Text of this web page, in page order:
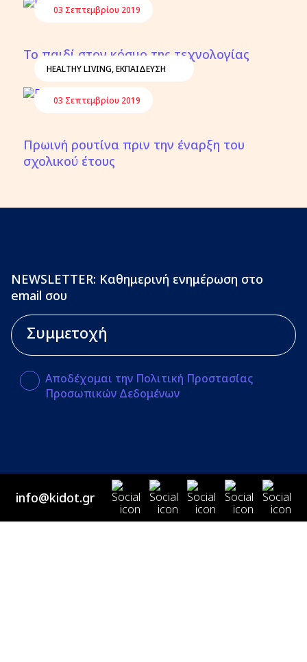
03 Σεπτεμβρίου 2019
Το παιδί στον κόσμο της τεχνολογίας
HEALTHY LIVING,ΕΚΠΑΙΔΕΥΣΗ
03 Σεπτεμβρίου 2019
Πρωινή ρουτίνα πριν την έναρξη του
σχολικού έτους
NEWSLETTER: Καθημερινή ενημέρωση στο
email σου
Αποδέχομαι την Πολιτική Προστασίας
Προσωπικών Δεδομένων
info@kidot.gr